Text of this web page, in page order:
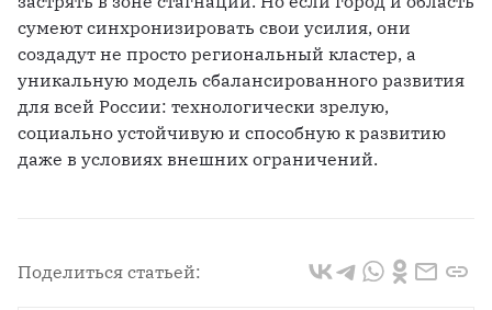
сумеют синхронизировать свои усилия, они
создадут не просто региональный кластер, а
уникальную модель сбалансированного развития
для всей России: технологически зрелую,
социально устойчивую и способную к развитию
даже в условиях внешних ограничений.
Поделиться статьей: